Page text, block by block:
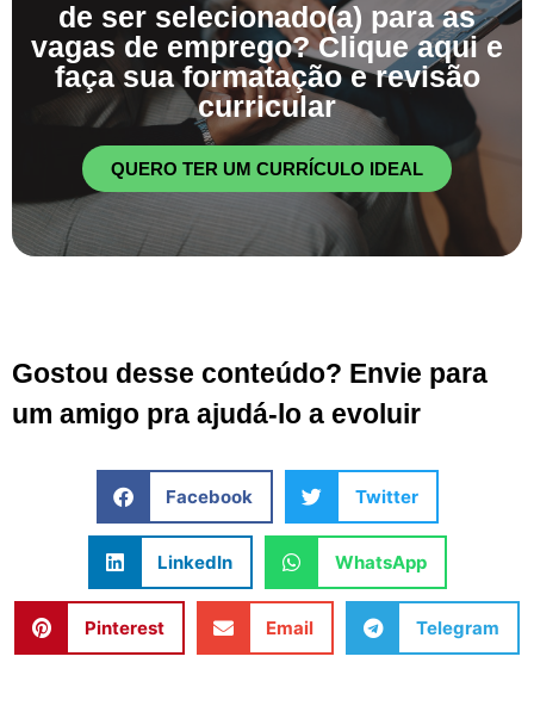
de ser selecionado(a) para as
vagas de emprego? Clique aqui e
faça sua formatação e revisão
curricular
QUERO TER UM CURRÍCULO IDEAL
Gostou desse conteúdo? Envie para
um amigo pra ajudá-lo a evoluir
Facebook Twitter
LinkedIn WhatsApp
Pinterest Email Telegram